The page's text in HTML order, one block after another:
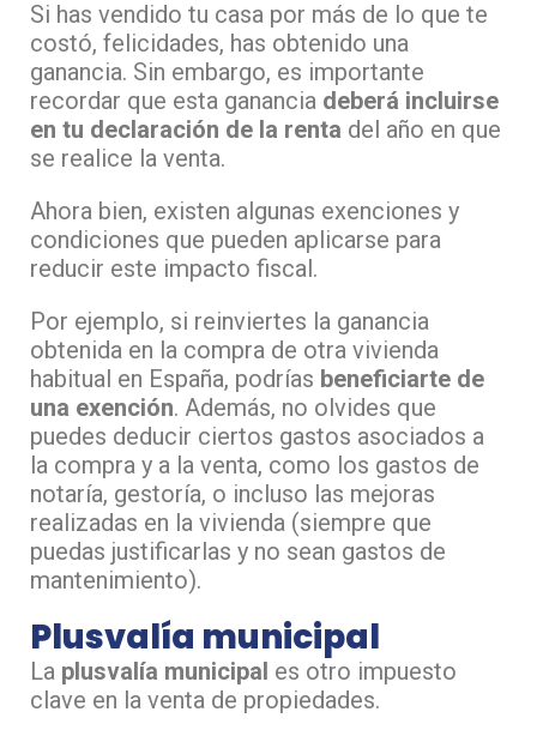
Si has vendido tu casa por más de lo que te
costó, felicidades, has obtenido una
ganancia. Sin embargo, es importante
recordar que esta ganancia deberá incluirse
en tu declaración de la renta del año en que
se realice la venta.
Ahora bien, existen algunas exenciones y
condiciones que pueden aplicarse para
reducir este impacto fiscal.
Por ejemplo, si reinviertes la ganancia
obtenida en la compra de otra vivienda
habitual en España, podrías beneficiarte de
una exención. Además, no olvides que
puedes deducir ciertos gastos asociados a
la compra y a la venta, como los gastos de
notaría, gestoría, o incluso las mejoras
realizadas en la vivienda (siempre que
puedas justificarlas y no sean gastos de
mantenimiento).
Plusvalía municipal
La plusvalía municipal es otro impuesto
clave en la venta de propiedades.